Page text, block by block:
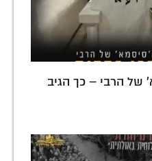
של הרבי – כך הגיב